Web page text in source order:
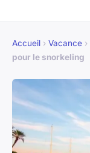
Accueil › Vacance ›
pour le snorkeling